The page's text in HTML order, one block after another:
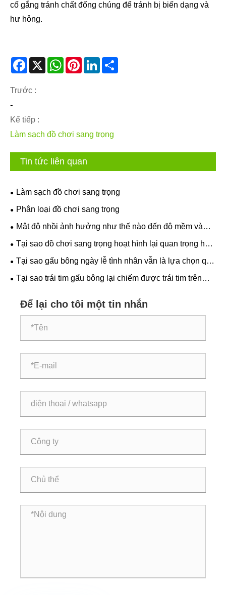
cố gắng tránh chất đống chúng để tránh bị biến dạng và
hư hỏng.
Facebook
X WhatsAppPinterestLinkedIn
Trước :
-
Kế tiếp :
Làm sạch đồ chơi sang trọng
Tin tức liên quan
Làm sạch đồ chơi sang trọng
Phân loại đồ chơi sang trọng
Mật độ nhồi ảnh hưởng như thế nào đến độ mềm và
khả năng giữ hình dạng của đồ chơi sang trọng?
Tại sao đồ chơi sang trọng hoạt hình lại quan trọng hơn
vào mùa đông?
Tại sao gấu bông ngày lễ tình nhân vẫn là lựa chọn quà
tặng chân thành nhất?
Tại sao trái tim gấu bông lại chiếm được trái tim trên
Để lại cho tôi một tin nhắn